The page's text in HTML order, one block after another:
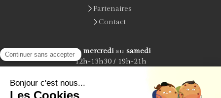
Partenaires
Contact
Du mercrediau samedi
12h-13h30 / 19h-21h